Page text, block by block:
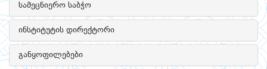
სამეცნიერო საბჭო
ინსტიტუტის დირექტორი
განყოფილებები